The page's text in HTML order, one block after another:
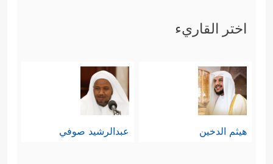
اختر القاريء
هيثم الدخين عبدالرشيد صوفي